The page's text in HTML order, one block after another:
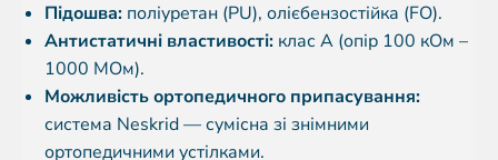
Підошва: поліуретан (PU), олієбензостійка (FO).
Антистатичні властивості: клас A (опір 100 кОм –
1000 МОм).
Можливість ортопедичного припасування:
система Neskrid — сумісна зі знімними
ортопедичними устілками.